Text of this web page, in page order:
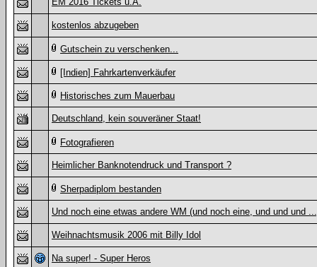
kostenlos abzugeben
Gutschein zu verschenken...
[Indien] Fahrkartenverkäufer
Historisches zum Mauerbau
Deutschland, kein souveräner Staat!
Fotografieren
Heimlicher Banknotendruck und Transport ?
Sherpadiplom bestanden
Und noch eine etwas andere WM (und noch eine, und und und
Weihnachtsmusik 2006 mit Billy Idol
Na super! - Super Heros